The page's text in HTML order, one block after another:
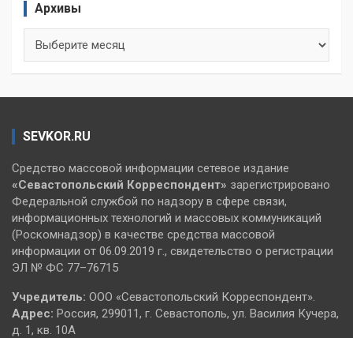
Архивы
SEVKOR.RU
Средство массовой информации сетевое издание
«Севастопольский Корреспондент» зарегистрировано
Федеральной службой по надзору в сфере связи,
информационных технологий и массовых коммуникаций
(Роскомнадзор) в качестве средства массовой
информации от 06.09.2019 г., свидетельство о регистрации
ЭЛ № ФС 77–76715
Учредитель: ООО «Севастопольский Корреспондент».
Адрес: Россия, 299011, г. Севастополь, ул. Василия Кучера,
д. 1, кв. 10А